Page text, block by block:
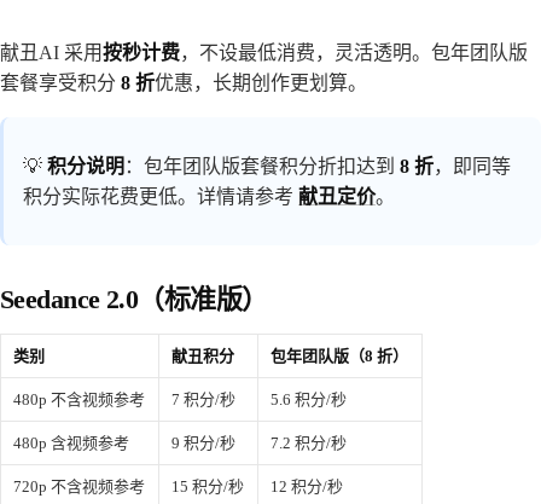
献丑AI 采用按秒计费，不设最低消费，灵活透明。包年团队版
套餐享受积分 8 折优惠，长期创作更划算。
💡 积分说明 ：包年团队版套餐积分折扣达到 8 折，即同等
积分实际花费更低。详情请参考 献丑定价。
Seedance 2.0（标准版）
类别 献丑积分 包年团队版（8 折）
480p 不含视频参考 7 积分/秒 5.6 积分/秒
480p 含视频参考 9 积分/秒 7.2 积分/秒
720p 不含视频参考 15 积分/秒 12 积分/秒